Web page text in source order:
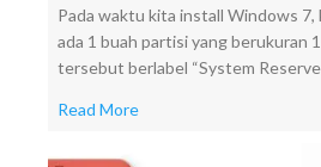
Pada waktu kita install Windows
ada 1 buah partisi yang berukuran
tersebut berlabel “System
Read More